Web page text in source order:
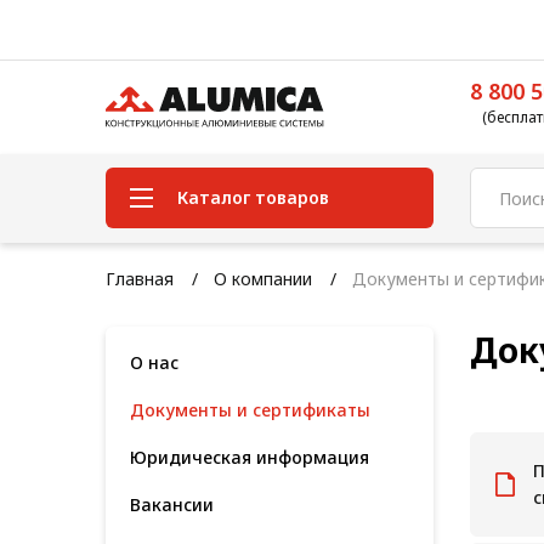
8 800
Каталог товаров
Система конструкционного
система
Модульная трубная система
Кабельные короба
Конвейерная фурнитура
Главная О компании Документы и
О нас
Документы и сертификаты
Юридическая информация
Вакансии